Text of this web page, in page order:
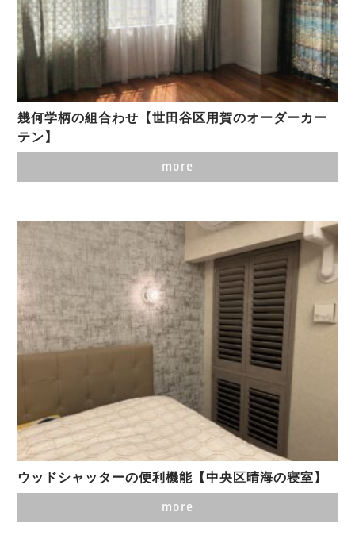
幾何学柄の組合わせ【世田谷区用賀のオーダーカー
テン】
more
ウッドシャッターの便利機能【中央区晴海の寝室】
more